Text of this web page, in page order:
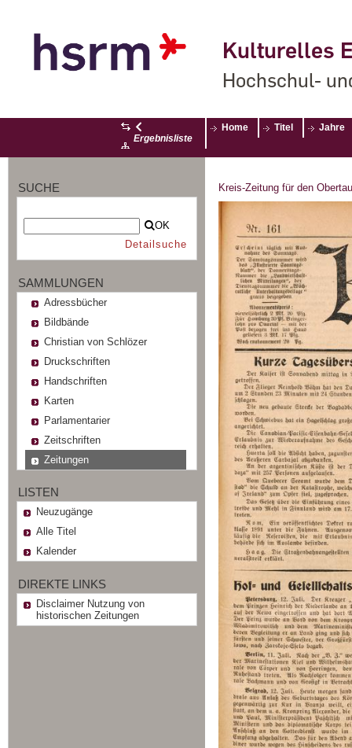
Kulturelles
Hochschul-
Ergebnisliste
Home Titel Jahre
SUCHE
OK
Detailsuche
SAMMLUNGEN
Adressbücher
Bildbände
Christian von Schlözer
Druckschriften
Handschriften
Karten
Parlamentarier
Zeitschriften
Zeitungen
LISTEN
Neuzugänge
Alle Titel
Kalender
DIREKTE LINKS
Disclaimer Nutzung von
historischen Zeitungen
Kreis-Zeitung für den